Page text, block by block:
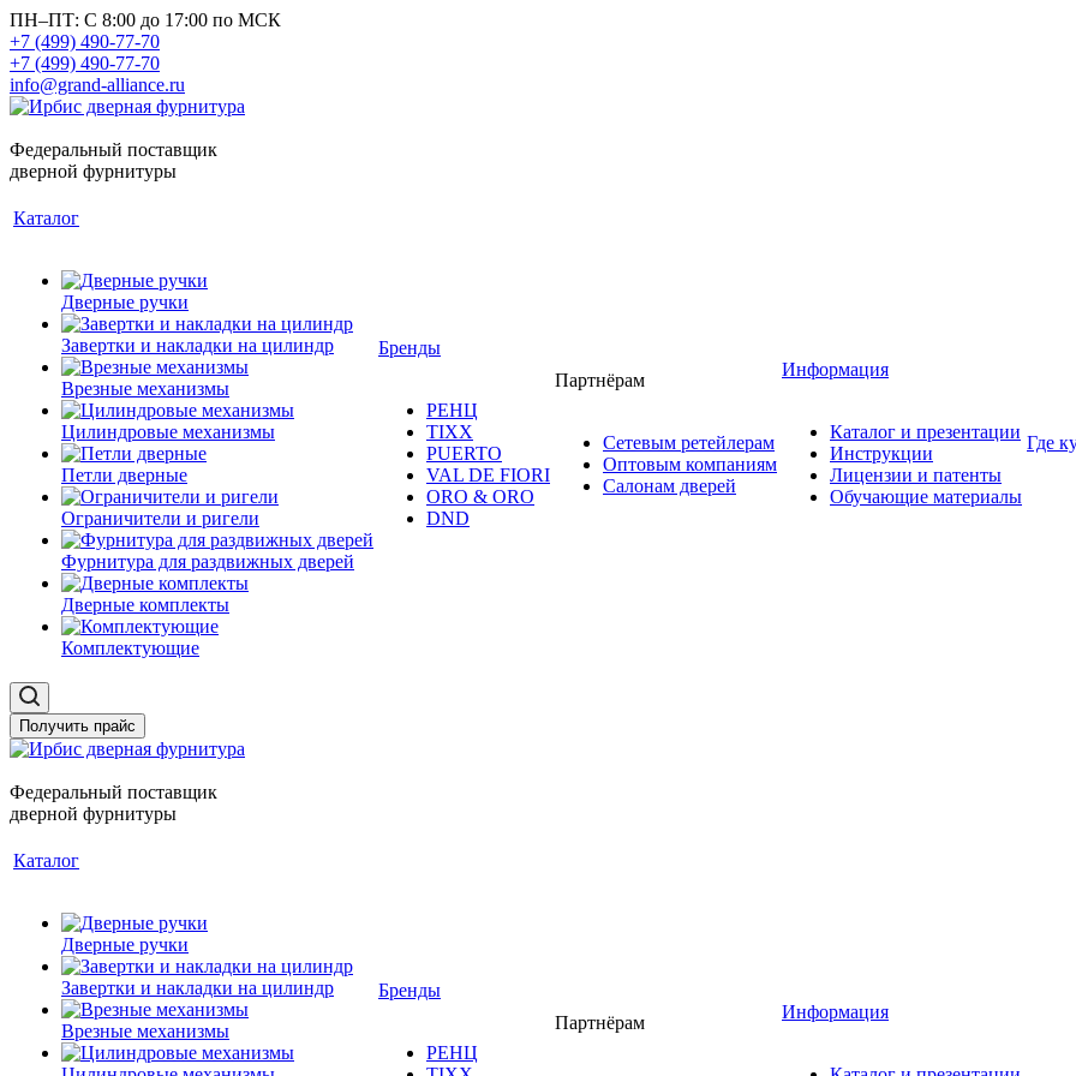
ПН–ПТ: С 8:00 до 17:00 по МСК
+7 (499) 490-77-70
+7 (499) 490-77-70
info@grand-alliance.ru
Федеральный поставщик
дверной фурнитуры
Каталог
Дверные ручки
Завертки и накладки на цилиндр
Врезные механизмы
Цилиндровые механизмы
Петли дверные
Ограничители и ригели
Фурнитура для раздвижных дверей
Дверные комплекты
Комплектующие
Бренды
РЕНЦ
TIXX
PUERTO
VAL DE FIORI
ORO & ORO
DND
Партнёрам
Сетевым ретейлерам
Оптовым компаниям
Салонам дверей
Информация
Каталог и презентации
Инструкции
Лицензии и патенты
Обучающие материалы
Где
Получить прайс
Федеральный поставщик
дверной фурнитуры
Каталог
Дверные ручки
Завертки и накладки на цилиндр
Врезные механизмы
Бренды
РЕНЦ
Партнёрам
Информация